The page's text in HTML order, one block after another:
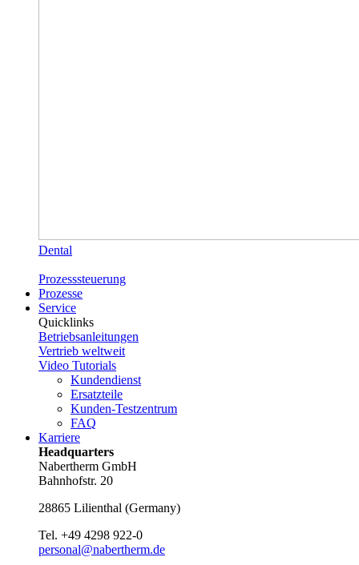
Dental
Prozesssteuerung
Prozesse
Service
Quicklinks
Betriebsanleitungen
Vertrieb weltweit
Video Tutorials
Kundendienst
Ersatzteile
Kunden-Testzentrum
FAQ
Karriere
Headquarters
Nabertherm GmbH
Bahnhofstr. 20
28865 Lilienthal (Germany)
Tel. +49 4298 922-0
personal@nabertherm.de